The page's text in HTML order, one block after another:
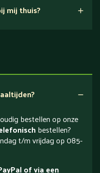
mij thuis?
bestellen op onze
bestellen?
t/m vrijdag op 085-
of via een